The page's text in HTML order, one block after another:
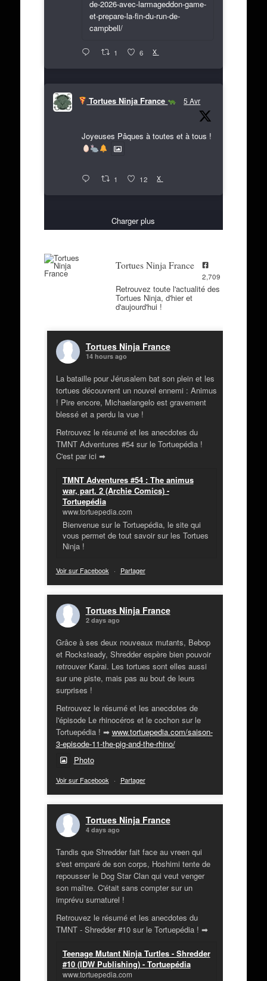
de-2026-avec-larmageddon-game-
et-prepare-la-fin-du-run-de-
campbell/
1 6 X
Tortues Ninja France 5 Avr
Joyeuses Pâques à toutes et à tous !
1 12 X
Charger plus
Tortues Ninja France
2,709
Retrouvez toute l'actualité des
Tortues Ninja, d'hier et
d'aujourd'hui !
Tortues Ninja France
14 hours ago
La bataille pour Jérusalem bat son plein et les
tortues découvrent un nouvel ennemi : Animus
! Pire encore, Michaelangelo est gravement
blessé et a perdu la vue !
Retrouvez le résumé et les anecdotes du
TMNT Adventures #54 sur le Tortuepédia !
C'est par ici ➡
TMNT Adventures #54 : The animus
war, part. 2 (Archie Comics) -
Tortuepédia
www.tortuepedia.com
Bienvenue sur le Tortuepédia, le site qui
vous permet de tout savoir sur les Tortues
Ninja !
Voir sur Facebook · Partager
Tortues Ninja France
2 days ago
Grâce à ses deux nouveaux mutants, Bebop
et Rocksteady, Shredder espère bien pouvoir
retrouver Karai. Les tortues sont elles aussi
sur une piste, mais pas au bout de leurs
surprises !
Retrouvez le résumé et les anecdotes de
l'épisode Le rhinocéros et le cochon sur le
Tortuepédia ! ➡ www.tortuepedia.com/saison-
3-episode-11-the-pig-and-the-rhino/
Photo
Voir sur Facebook · Partager
Tortues Ninja France
4 days ago
Tandis que Shredder fait face au vreen qui
s'est emparé de son corps, Hoshimi tente de
repousser le Dog Star Clan qui veut venger
son maître. C'était sans compter sur un
imprévu surnaturel !
Retrouvez le résumé et les anecdotes du
TMNT - Shredder #10 sur le Tortuepédia ! ➡
Teenage Mutant Ninja Turtles - Shredder
#10 (IDW Publishing) - Tortuepédia
www.tortuepedia.com